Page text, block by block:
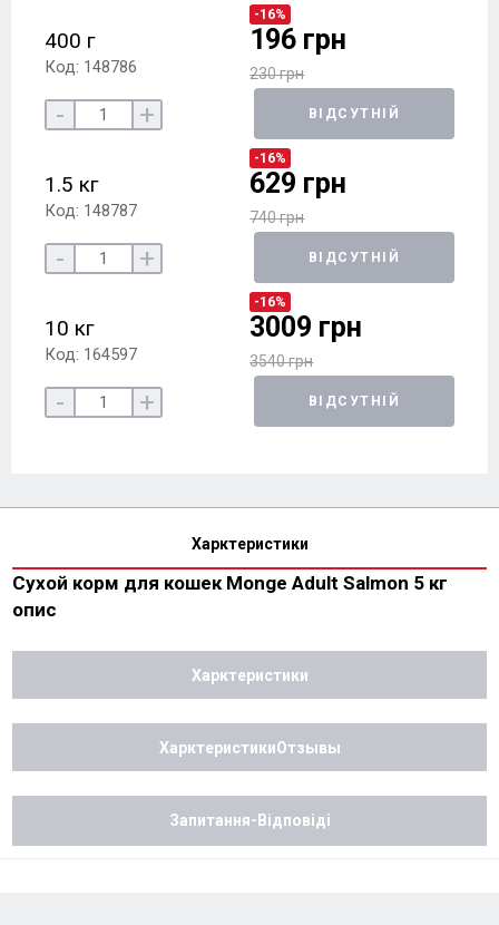
400 г
Код: 148786
-16%
196 грн
230 грн
- + ВІДСУТНІЙ
1.5 кг
Код: 148787
-16%
629 грн
740 грн
- + ВІДСУТНІЙ
10 кг
Код: 164597
-16%
3009 грн
3540 грн
- + ВІДСУТНІЙ
Харктеристики
Сухой корм для кошек Monge Adult Salmon 5 кг
опис
Харктеристики
ХарктеристикиОтзывы
Запитання-Відповіді